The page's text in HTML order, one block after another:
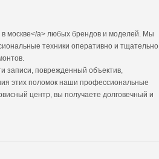
москве</a> любых брендов и моделей. Мы
техники оперативно и тщательно
записи, поврежденный объектив,
этих поломок наши профессиональные
центр, вы получаете долговечный и